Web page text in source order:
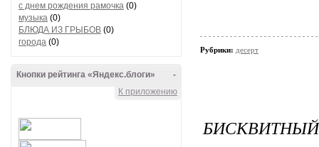
с днем рождения рамочка (0)
музыка (0)
БЛЮДА ИЗ ГРЫБОВ (0)
города (0)
-
Кнопки рейтинга «Яндекс.блоги»
К приложению
Рубрики: десерт